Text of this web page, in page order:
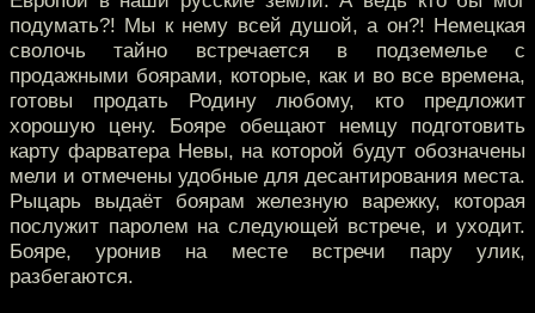
подумать?! Мы к нему всей душой, а он?! Немецкая
сволочь тайно встречается в подземелье с
продажными боярами, которые, как и во все времена,
готовы продать Родину любому, кто предложит
хорошую цену. Бояре обещают немцу подготовить
карту фарватера Невы, на которой будут обозначены
мели и отмечены удобные для десантирования места.
Рыцарь выдаёт боярам железную варежку, которая
послужит паролем на следующей встрече, и уходит.
Бояре, уронив на месте встречи пару улик,
разбегаются.